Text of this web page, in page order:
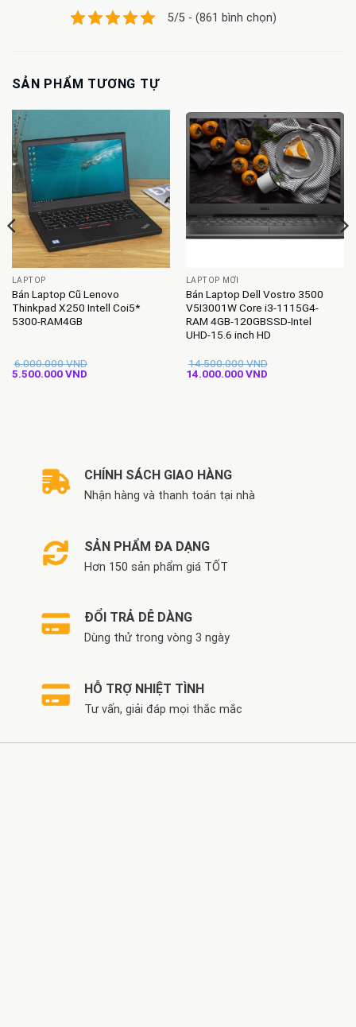
5/5 - (861 bình chọn)
SẢN PHẨM TƯƠNG TỰ
LAPTOP
Bán Laptop Cũ Lenovo
Thinkpad X250 Intell Coi5*
5300-RAM4GB
6.000.000VND
Giá
5.500.000VNDGiá
LAPTOP MỚI
Bán Laptop Dell Vostro 3500
V5I3001W Core i3-1115G4-
RAM 4GB-120GBSSD-Intel
UHD-15.6 inch HD
14.500.000VND
Giá
14.000.000VNDGiá
CHÍNH SÁCH GIAO HÀNG
Nhận hàng và thanh toán tại nhà
SẢN PHẨM ĐA DẠNG
Hơn 150 sản phẩm giá TỐT
ĐỔI TRẢ DỄ DÀNG
Dùng thử trong vòng 3 ngày
HỖ TRỢ NHIỆT TÌNH
Tư vấn, giải đáp mọi thắc mắc